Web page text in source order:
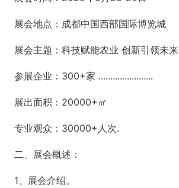
展会地点：成都中国西部国际博览城
展会主题：科技赋能农业 创新引领未来
参展企业：300+家 .......................
展出面积：20000+㎡
专业观众：30000+人次.
二、展会概述：
1、展会介绍。